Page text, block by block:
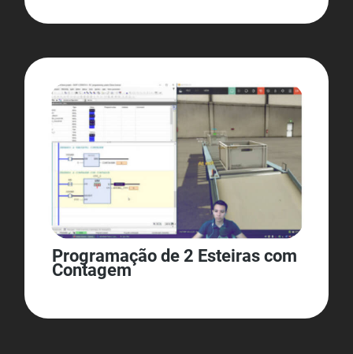
Programação de 2 Esteiras com
Contagem